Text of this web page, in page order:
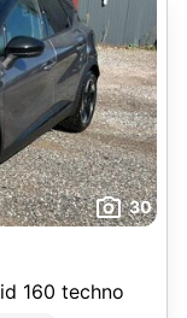
30
160 techno